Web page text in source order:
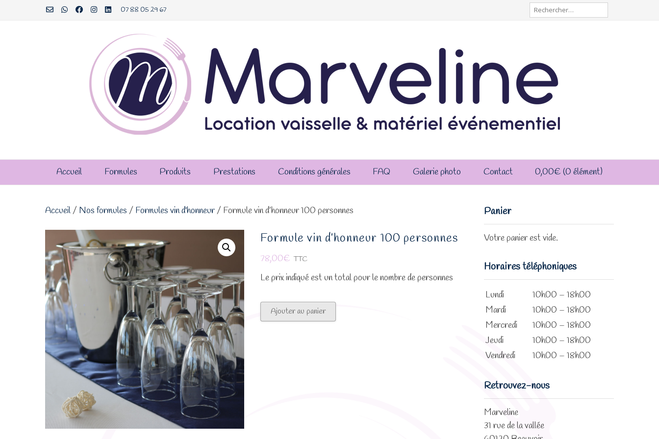
07 88 05 29 67 Rechercher :
Accueil Formules Produits Prestations Conditions générales FAQ Galerie photo Contact 0,00€ (0 élément)
Accueil/ Nos formules / Formules vin d'honneur/ Formule vin d’honneur 100 personnes
Formule vin d’honneur 100 personnes
78,00€ TTC
Le prix indiqué est un total pour le nombre de personnes
quantité
de
Ajouter au panier
Panier
Votre panier est vide.
Horaires téléphoniques
Lundi
10h00 – 18h00
Mardi
10h00 – 18h00
Mercredi
10h00 – 18h00
Jeudi
10h00 – 18h00
Vendredi
10h00 – 18h00
Retrouvez-nous
Marveline
31 rue de la vallée